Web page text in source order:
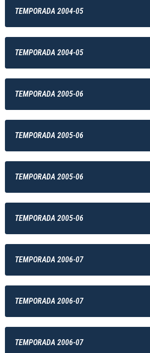
TEMPORADA 2004-05
TEMPORADA 2004-05
TEMPORADA 2005-06
TEMPORADA 2005-06
TEMPORADA 2005-06
TEMPORADA 2005-06
TEMPORADA 2006-07
TEMPORADA 2006-07
TEMPORADA 2006-07